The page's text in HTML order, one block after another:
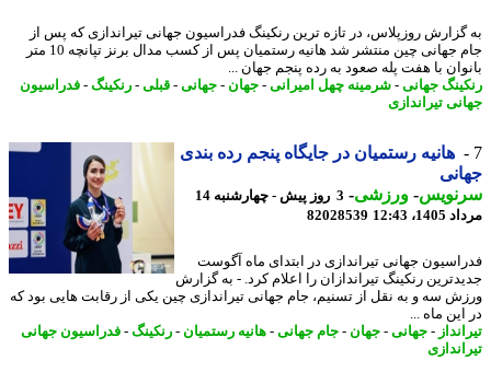
روزپلاس، در تازه ترین رنکینگ فدراسیون جهانی تیراندازی که پس از
جام جهانی چین منتشر شد هانیه رستمیان پس از کسب مدال برنز تپانچه 10 متر
با هفت پله صعود به رده پنجم جهان ...
جهانی-شرمینه چهل امیرانی- جهان-جهانی-قبلی-رنکینگ-فدراسیون
تیراندازی
هانیه رستمیان در جایگاه پنجم رده بندی
-ورزشی-
3 روز پیش - چهارشنبه 14
12:43
82028539
جهانی تیراندازی در ابتدای ماه آگوست
رنکینگ تیراندازان را اعلام کرد. - به گزارش
سه و به نقل از تسنیم، جام جهانی تیراندازی چین یکی از رقابت هایی بود که
ماه ...
-جهانی-جهان-جام جهانی-هانیه رستمیان-رنکینگ-فدراسیون جهانی